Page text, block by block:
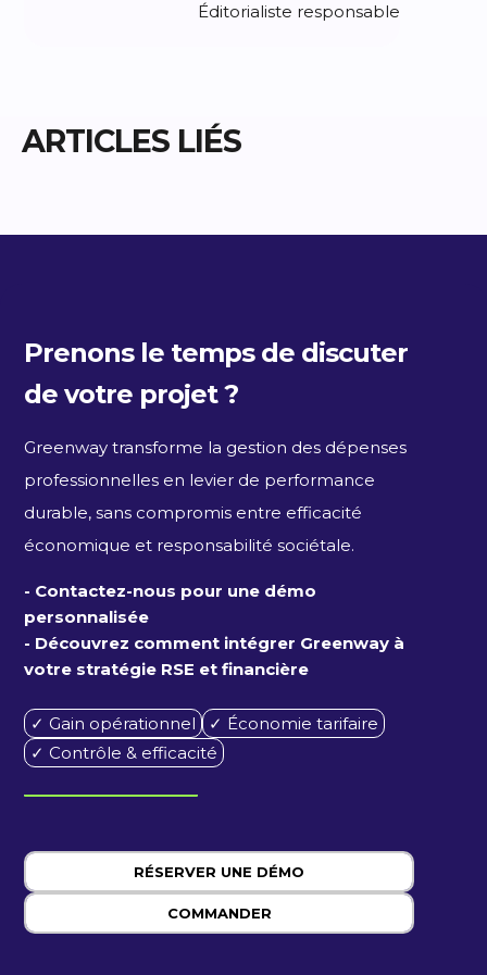
Éditorialiste responsable
ARTICLES LIÉS
Prenons le temps de discuter
de votre projet ?
Greenway transforme la gestion des dépenses
professionnelles en levier de performance
durable, sans compromis entre efficacité
économique et responsabilité sociétale.
- Contactez-nous pour une démo
personnalisée
- Découvrez comment intégrer Greenway à
votre stratégie RSE et financière
✓ Gain opérationnel
✓ Économie tarifaire
✓ Contrôle & efficacité
RÉSERVER UNE DÉMO
COMMANDER